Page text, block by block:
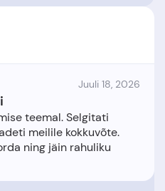
Juuli 18, 2026
teemal. Selgitati
meilile kokkuvõte.
ning jäin rahuliku